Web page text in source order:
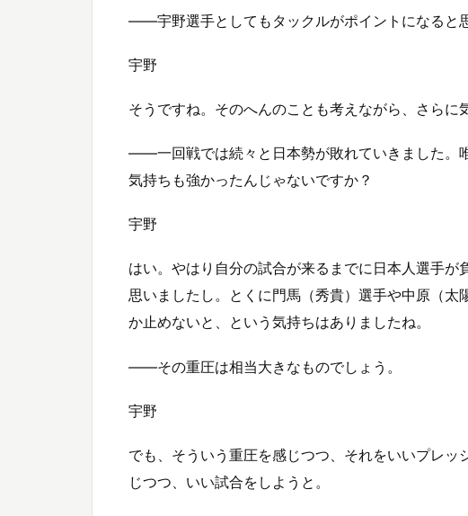
――宇野選手としてもタックルがポイントになると
宇野
そうですね。そのへんのことも考えながら、さらに
――一回戦では続々と日本勢が敗れていきました。
気持ちも強かったんじゃないですか？
宇野
はい。やはり自分の試合が来るまでに日本人選手
思いましたし。とくに門馬（秀貴）選手や中原（
か止めないと、という気持ちはありましたね。
――その重圧は相当大きなものでしょう。
宇野
でも、そういう重圧を感じつつ、それをいいプレ
じつつ、いい試合をしようと。